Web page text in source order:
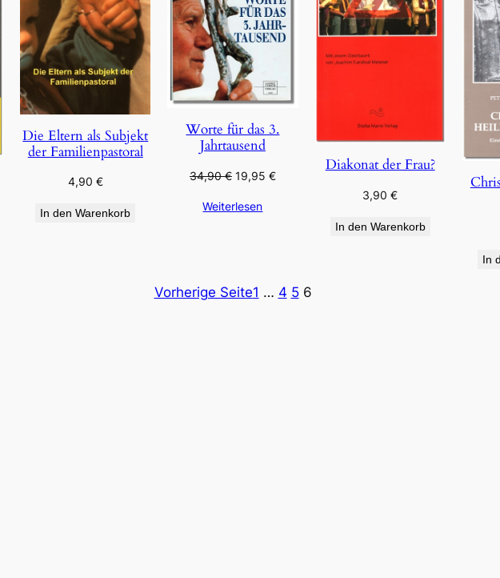
Die Eltern als Subjekt
der Familienpastoral
4,90 €
In den Warenkorb
Worte für das 3.
Jahrtausend
34,90€ Ursprünglicher
war:
19,95 €Aktueller
Weiterlesen
Diakonat der Frau?
3,90€
In den Warenkorb
In
Vorherige Seite1 … 4 5 6